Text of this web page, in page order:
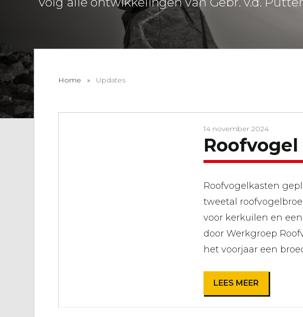
Home » Updates
14 november 2024
Roofvogelkasten
tweetal
voor kerkuilen en
door Werkgroep
het voorjaar een
LEES MEER